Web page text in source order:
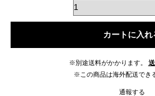
カートに入れ
※別途送料がかかります。
※この商品は海外配送でき
通報する